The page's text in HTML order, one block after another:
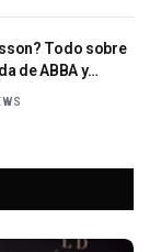
Todo sobre
de ABBA y